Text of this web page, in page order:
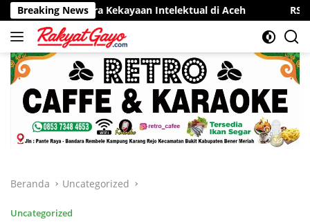
Langsung
ke
konten
Breaking News
Kekayaan Intelektual di Aceh RSUD Munyang
Beranda Uncategorized
Uncategorized